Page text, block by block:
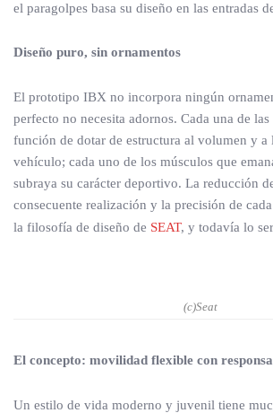
el paragolpes basa su diseño en las entradas
Diseño puro, sin ornamentos
El prototipo IBX no incorpora ningún
perfecto no necesita adornos. Cada una de
función de dotar de estructura al volumen y a
vehículo; cada uno de los músculos que
subraya su carácter deportivo. La reducción
consecuente realización y la precisión de
la filosofía de diseño de SEAT, y todavía lo
(c)Seat
El concepto: movilidad flexible con
Un estilo de vida moderno y juvenil tiene